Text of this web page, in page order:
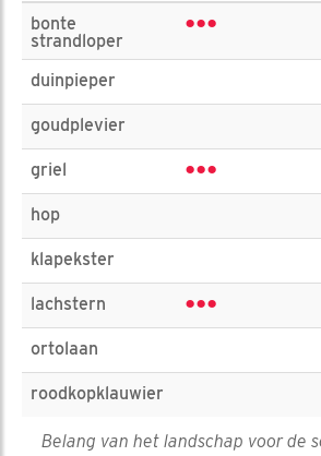
bonte
strandloper
•••
duinpieper
goudplevier
griel •••
hop
klapekster
lachstern •••
ortolaan
roodkopklauwier
Belang van het landschap voor de